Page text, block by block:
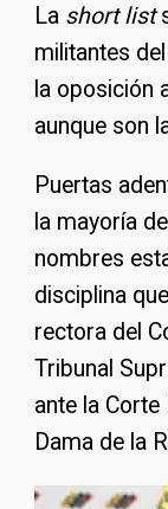
La short list
militantes
la oposición
aunque son
Puertas
la mayoría
nombres
disciplina
rectora del
Tribunal
ante la
Dama de la